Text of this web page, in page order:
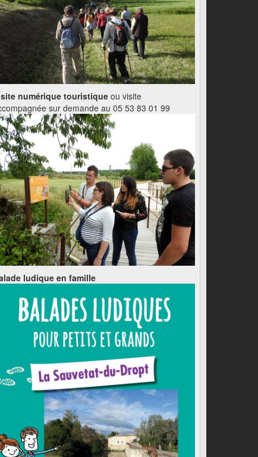
numérique touristique ou visite
sur demande au 05 53 83 01 99
ludique en famille